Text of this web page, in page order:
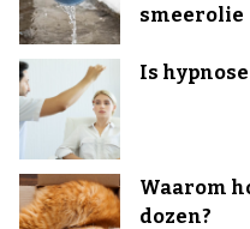
smeerolie
Is
Waarom
dozen?